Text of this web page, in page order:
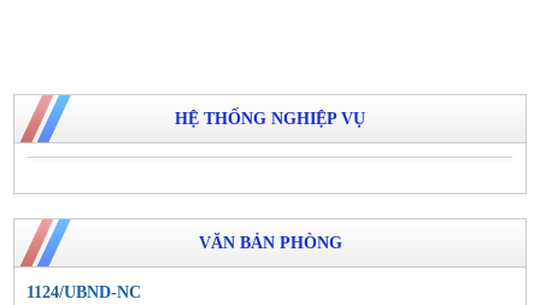
HỆ THỐNG NGHIỆP VỤ
VĂN BẢN PHÒNG
1124/UBND-NC